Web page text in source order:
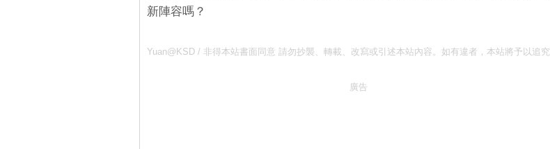
新陣容嗎？
Yuan@KSD / 非得本站書面同意 請勿抄襲、轉載、改寫或引述本站內容。如有違者，本站將予以追究
廣告